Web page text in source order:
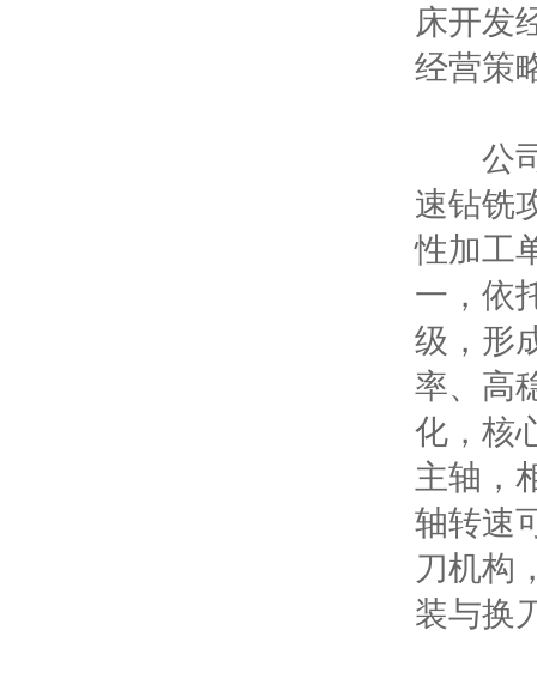
床开发
经营策
公司
速钻铣
性加工
一，依
级，形
率、高
化，核
主轴，
轴转速
刀机构
装与换